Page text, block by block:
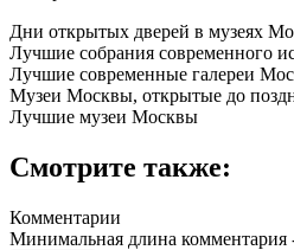
Дни открытых дверей в музеях
Лучшие собрания современного
Лучшие современные галереи
Музеи Москвы, открытые до
Лучшие музеи Москвы
Смотрите также:
Комментарии
Минимальная длина комментария